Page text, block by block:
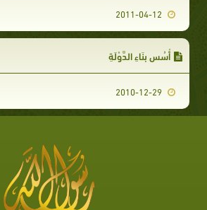
أُسُس بِنَاءِ الدَّوْلَةِ